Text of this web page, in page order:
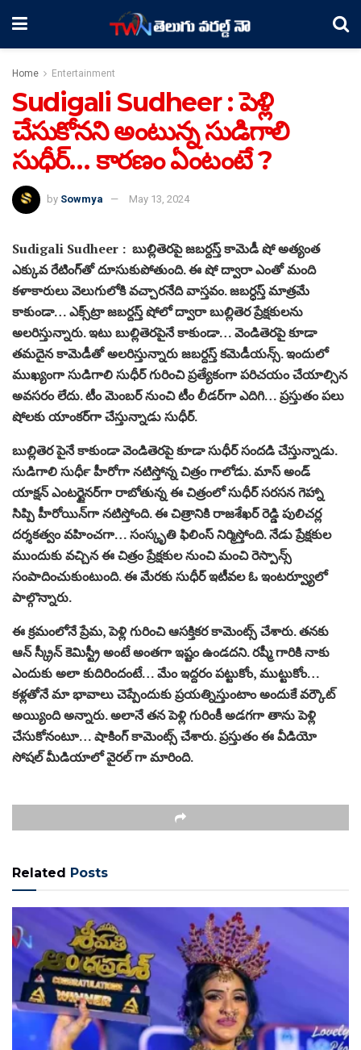
Home Entertainment
Sudigali Sudheer : పెళ్లి
చేసుకోనని అంటున్న సుడిగాలి
సుధీర్… కారణం ఏంటంటే ?
by Sowmya May 13, 2024
Sudigali Sudheer : బుల్లితెరపై జబర్దస్త్ కామెడీ షో అత్యంత
ఎక్కువ రేటింగ్‏తో దూసుకుపోతుంది. ఈ షో ద్వారా ఎంతో మంది
కళాకారులు వెలుగులోకి వచ్చారనేది వాస్తవం. జబర్ధస్త్ మాత్రమే
కాకుండా… ఎక్స్‏ట్రా జబర్దస్త్ షోలో ద్వారా బుల్లితెర ప్రేక్షకులను
అలరిస్తున్నారు. ఇటు బుల్లితెరపైనే కాకుండా… వెండితెరపై కూడా
తమదైన కామెడీతో అలరిస్తున్నారు జబర్దస్త్ కమెడీయన్స్. ఇందులో
ముఖ్యంగా సుడిగాలి సుధీర్ గురించి ప్రత్యేకంగా పరిచయం చేయాల్సిన
అవసరం లేదు. టీం మెంబ‌ర్ నుంచి టీం లీడ‌ర్‌గా ఎదిగి… ప్ర‌స్తుతం ప‌లు
షోల‌కు యాంక‌ర్‌గా చేస్తున్నాడు సుధీర్.
బుల్లితెర పైనే కాకుండా వెండితెరపై కూడా సుధీర్ సందడి చేస్తున్నాడు.
సుడిగాలి సుధీర్‍‍‍‍ హీరోగా న‌టిస్తోన్న చిత్రం గాలోడు. మాస్ అండ్
యాక్షన్ ఎంటర్టైనర్‏గా రాబోతున్న ఈ చిత్రంలో సుధీర్ సరసన గెహ్నా
సిప్పి హీరోయిన్‌గా న‌టిస్తోంది. ఈ చిత్రానికి రాజ‌శేఖ‌ర్ రెడ్డి పులిచ‌ర్ల
ద‌ర్శ‌క‌త్వం వ‌హించగా… సంస్కృతి ఫిలింస్ నిర్మిస్తోంది. నేడు ప్రేక్షకుల
ముందుకు వచ్చిన ఈ చిత్రం ప్రేక్షకుల నుంచి మంచి రెస్పాన్స్
సంపాదించుకుంటుంది. ఈ మేరకు సుధీర్ ఇటీవల ఓ ఇంటర్వ్యూలో
పాల్గొన్నారు.
ఈ క్రమంలోనే ప్రేమ, పెళ్లి గురించి ఆసక్తికర కామెంట్స్ చేశారు. తనకు
ఆన్ స్క్రీన్ కెమిస్ట్రీ అంటే అంతగా ఇష్టం ఉండదని. రష్మీ గారికి నాకు
ఎందుకు అలా కుదిరిందంటే… మేం ఇద్దరం పట్టుకోం, ముట్టుకోం…
కళ్లతోనే మా భావాలు చెప్పేందుకు ప్రయత్నిస్తుంటాం అందుకే వర్కౌట్
అయ్యింది అన్నారు. అలానే తన పెళ్లి గురింకీ అడగగా తాను పెళ్లి
చేసుకోనంటూ… షాకింగ్ కామెంట్స్ చేశారు. ప్రస్తుతం ఈ వీడియో
సోషల్ మీడియాలో వైరల్ గా మారింది.
Related Posts